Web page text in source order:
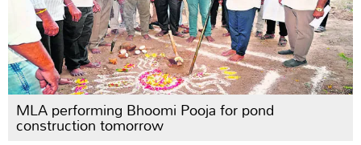
MLA performing Bhoomi Pooja for pond
construction tomorrow